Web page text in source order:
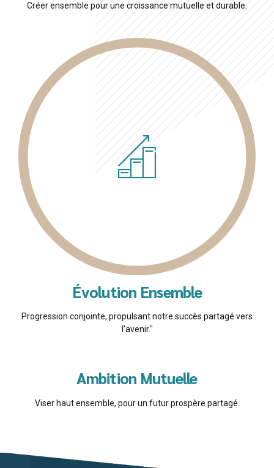
Créer ensemble pour une croissance mutuelle et durable.
Évolution Ensemble
Progression conjointe, propulsant notre succès partagé vers
l'avenir."
Ambition Mutuelle
Viser haut ensemble, pour un futur prospère partagé.